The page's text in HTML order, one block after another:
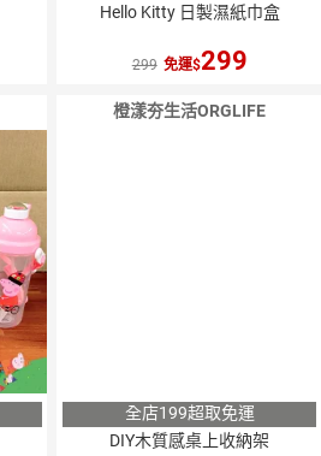
Hello Kitty 日製濕紙巾盒
299 免運 299
橙漾夯生活ORGLIFE
全店199超取免運
DIY木質感桌上收納架